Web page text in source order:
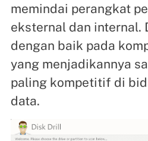
memindai perangkat
eksternal dan internal.
dengan baik pada
yang menjadikannya
paling kompetitif di
data.